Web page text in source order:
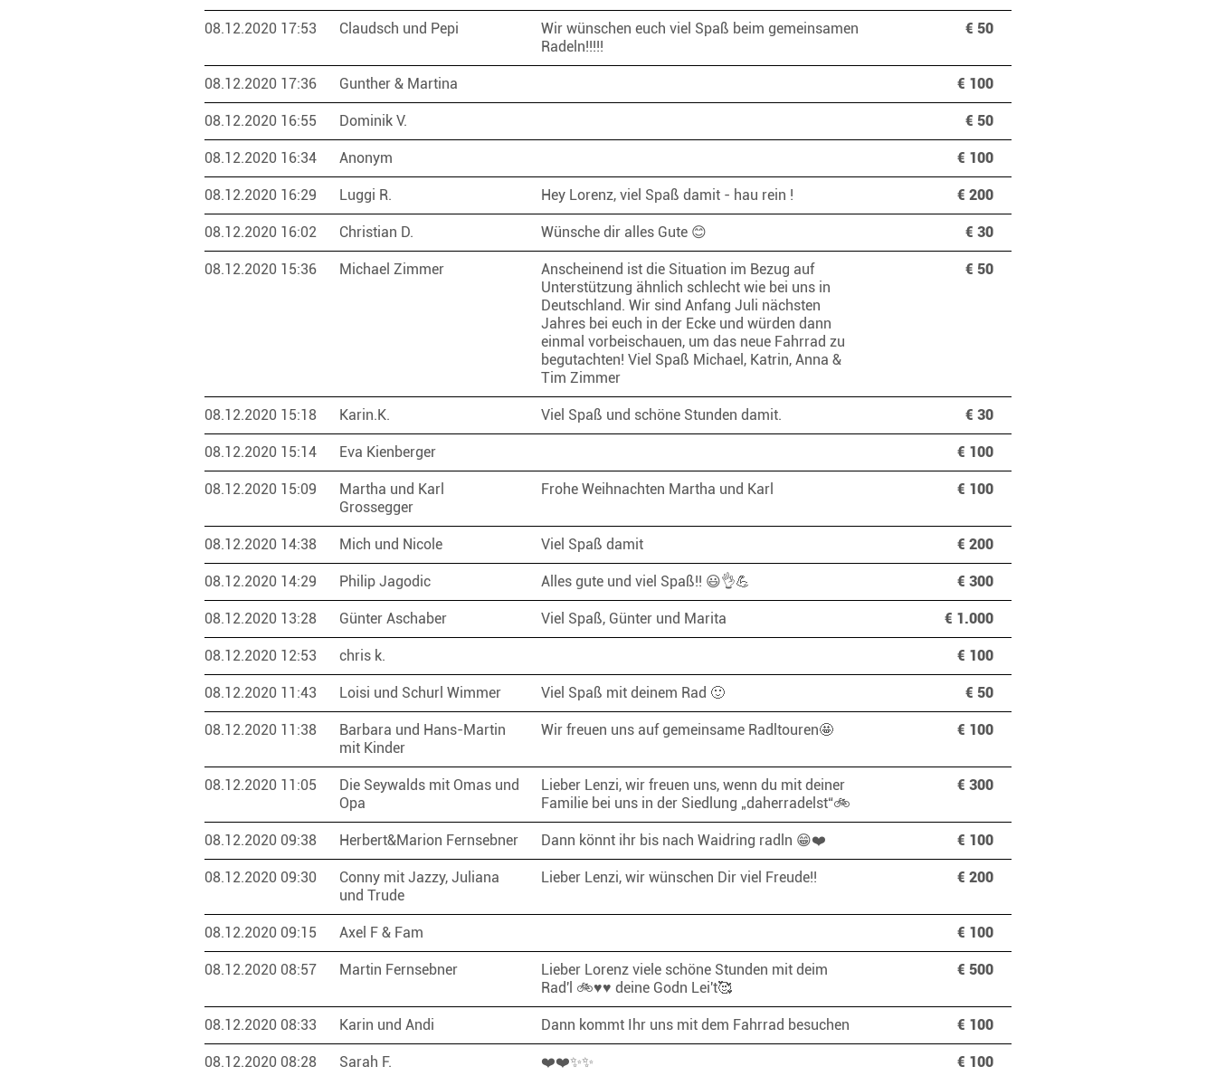
08.12.2020 17:53 Claudsch und Pepi € 50
Wir wünschen euch viel Spaß beim gemeinsamen
Radeln!!!!!
08.12.2020 17:36 Gunther & Martina € 100
08.12.2020 16:55 Dominik V. € 50
08.12.2020 16:34 Anonym € 100
08.12.2020 16:29 Luggi R. € 200
Hey Lorenz, viel Spaß damit - hau rein !
08.12.2020 16:02 Christian D. € 30
Wünsche dir alles Gute 😊
08.12.2020 15:36 Michael Zimmer € 50
Anscheinend ist die Situation im Bezug auf
Unterstützung ähnlich schlecht wie bei uns in
Deutschland. Wir sind Anfang Juli nächsten
Jahres bei euch in der Ecke und würden dann
einmal vorbeischauen, um das neue Fahrrad zu
begutachten! Viel Spaß Michael, Katrin, Anna &
Tim Zimmer
08.12.2020 15:18 Karin.K. € 30
Viel Spaß und schöne Stunden damit.
08.12.2020 15:14 Eva Kienberger € 100
08.12.2020 15:09
Martha und Karl
Grossegger
€ 100
Frohe Weihnachten Martha und Karl
08.12.2020 14:38 Mich und Nicole € 200
Viel Spaß damit
08.12.2020 14:29 Philip Jagodic € 300
Alles gute und viel Spaß!! 😃👌💪
08.12.2020 13:28 Günter Aschaber € 1.000
Viel Spaß, Günter und Marita
08.12.2020 12:53 chris k. € 100
08.12.2020 11:43 Loisi und Schurl Wimmer € 50
Viel Spaß mit deinem Rad 🙂
08.12.2020 11:38
Barbara und Hans-Martin
mit Kinder
€ 100
Wir freuen uns auf gemeinsame Radltouren🤩
08.12.2020 11:05
Die Seywalds mit Omas und
Opa
€ 300
Lieber Lenzi, wir freuen uns, wenn du mit deiner
Familie bei uns in der Siedlung „daherradelst“🚲
08.12.2020 09:38 Herbert&Marion Fernsebner € 100
Dann könnt ihr bis nach Waidring radln 😁❤️
08.12.2020 09:30
Conny mit Jazzy, Juliana
und Trude
€ 200
Lieber Lenzi, wir wünschen Dir viel Freude!!
08.12.2020 09:15 Axel F & Fam € 100
08.12.2020 08:57 Martin Fernsebner € 500
Lieber Lorenz viele schöne Stunden mit deim
Rad'l 🚲♥️♥️ deine Godn Lei't🥰
08.12.2020 08:33 Karin und Andi € 100
Dann kommt Ihr uns mit dem Fahrrad besuchen
08.12.2020 08:28 Sarah F. € 100
❤️❤️✨✨